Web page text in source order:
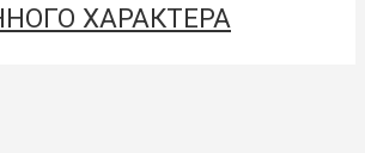
ХАРАКТЕРА